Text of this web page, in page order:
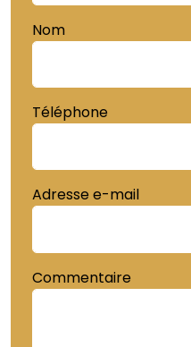
Nom
Téléphone
Adresse e-mail
Commentaire